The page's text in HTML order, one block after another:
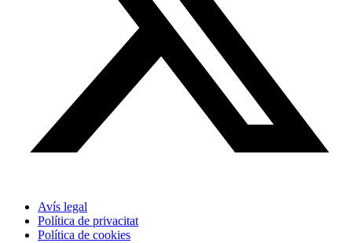
Avís legal
Política de privacitat
Política de cookies